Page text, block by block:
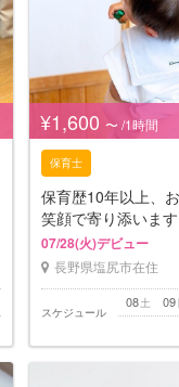
¥1,600 〜 /1時間
保育士
保育歴10年以上、
笑顔で寄り添いま
07/28(火)デビュー
長野県塩尻市在住
スケジュール
土
08 09